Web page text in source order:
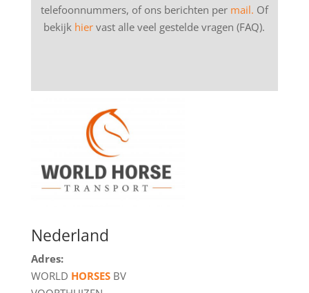
telefoonnummers, of ons berichten per mail. Of
bekijk hier vast alle veel gestelde vragen (FAQ).
Nederland
Adres:
WORLD HORSESBV